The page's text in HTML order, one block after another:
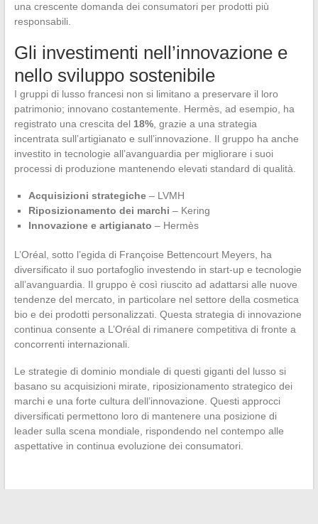
una crescente domanda dei consumatori per prodotti più
responsabili.
Gli investimenti nell’innovazione e
nello sviluppo sostenibile
I gruppi di lusso francesi non si limitano a preservare il loro
patrimonio; innovano costantemente. Hermès, ad esempio, ha
registrato una crescita del 18%, grazie a una strategia
incentrata sull’artigianato e sull’innovazione. Il gruppo ha anche
investito in tecnologie all’avanguardia per migliorare i suoi
processi di produzione mantenendo elevati standard di qualità.
Acquisizioni strategiche– LVMH
Riposizionamento dei marchi – Kering
Innovazione e artigianato – Hermès
L’Oréal, sotto l’egida di Françoise Bettencourt Meyers, ha
diversificato il suo portafoglio investendo in start-up e tecnologie
all’avanguardia. Il gruppo è così riuscito ad adattarsi alle nuove
tendenze del mercato, in particolare nel settore della cosmetica
bio e dei prodotti personalizzati. Questa strategia di innovazione
continua consente a L’Oréal di rimanere competitiva di fronte a
concorrenti internazionali.
Le strategie di dominio mondiale di questi giganti del lusso si
basano su acquisizioni mirate, riposizionamento strategico dei
marchi e una forte cultura dell’innovazione. Questi approcci
diversificati permettono loro di mantenere una posizione di
leader sulla scena mondiale, rispondendo nel contempo alle
aspettative in continua evoluzione dei consumatori.